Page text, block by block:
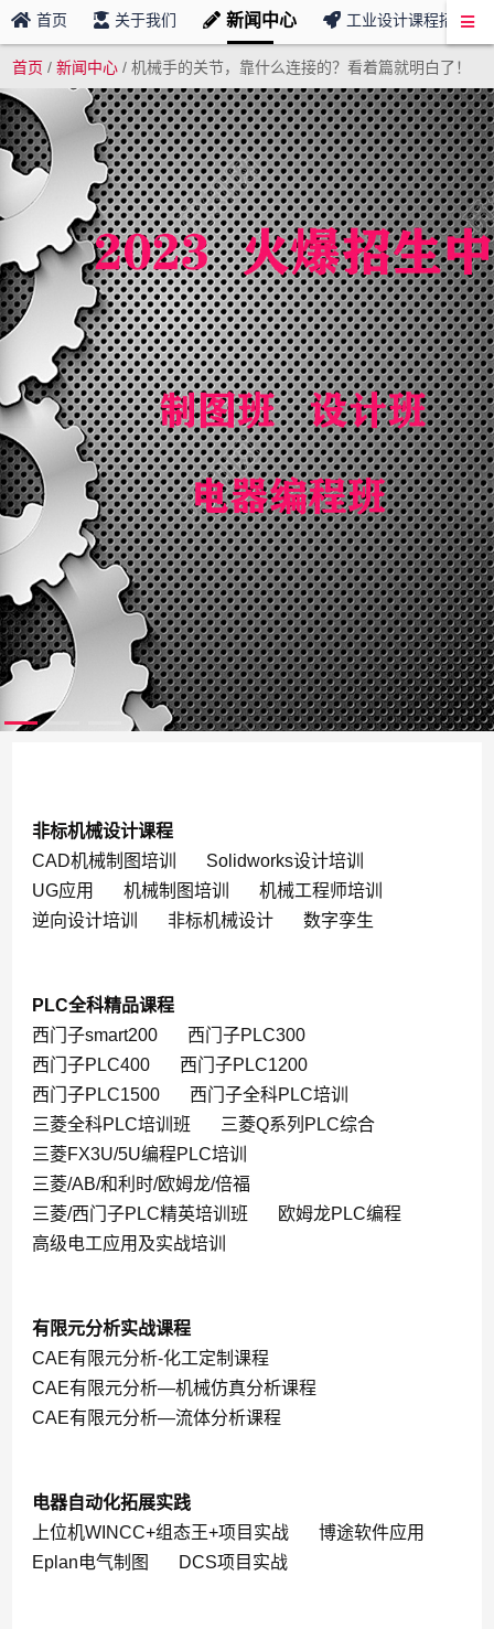
首页 关于我们 新闻中心 工业设计课程招募
首页 /新闻中心 /机械手的关节，靠什么连接的？看着篇就明白了！
非标机械设计课程
CAD机械制图培训
Solidworks设计培训
UG应用
机械制图培训
机械工程师培训
逆向设计培训
非标机械设计 数字孪生
PLC全科精品课程
西门子smart200
西门子PLC300
西门子PLC400
西门子PLC1200
西门子PLC1500
西门子全科PLC培训
三菱全科PLC培训班
三菱Q系列PLC综合
三菱FX3U/5U编程PLC培训
三菱/AB/和利时/欧姆龙/倍福
三菱/西门子PLC精英培训班
欧姆龙PLC编程
高级电工应用及实战培训
有限元分析实战课程
CAE有限元分析-化工定制课程
CAE有限元分析—机械仿真分析课程
CAE有限元分析—流体分析课程
电器自动化拓展实践
上位机WINCC+组态王+项目实战
博途软件应用
Eplan电气制图
DCS项目实战